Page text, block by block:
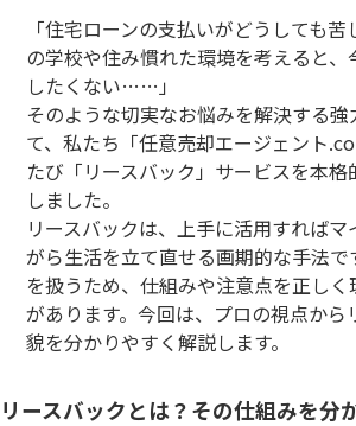
「住宅ローンの支払いがどうしても
の学校や住み慣れた環境を考えると
したくない……」
そのような切実なお悩みを解決する強
て、私たち「任意売却エージェント
たび「リースバック」サービスを本
しました。
リースバックは、上手に活用すれば
がら生活を立て直せる画期的な手法
を扱うため、仕組みや注意点を正し
があります。今回は、プロの視点から
貌を分かりやすく解説します。
リースバックとは？その仕組みを分